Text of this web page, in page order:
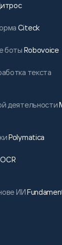
Citeck
боты Robovoice
текста
деятельности
Polymatica
ИИ